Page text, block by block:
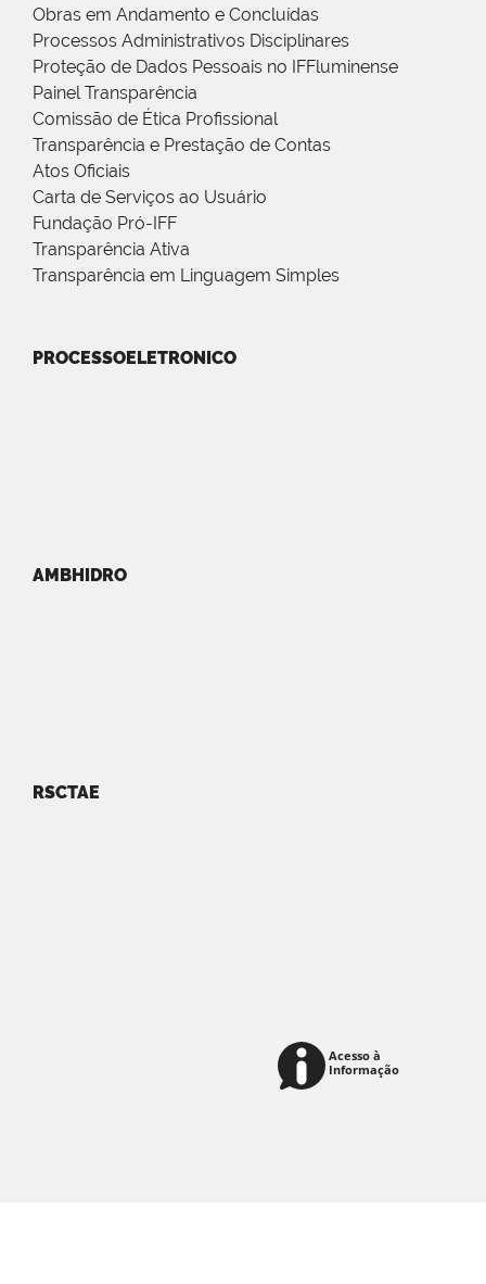
Obras em Andamento e Concluídas
Processos Administrativos Disciplinares
Proteção de Dados Pessoais no IFFluminense
Painel Transparência
Comissão de Ética Profissional
Transparência e Prestação de Contas
Atos Oficiais
Carta de Serviços ao Usuário
Fundação Pró-IFF
Transparência Ativa
Transparência em Linguagem Simples
PROCESSOELETRONICO
AMBHIDRO
RSCTAE